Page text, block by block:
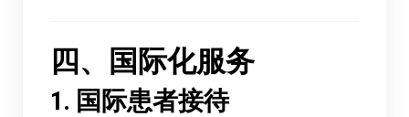
四、国际化服务
1. 国际患者接待